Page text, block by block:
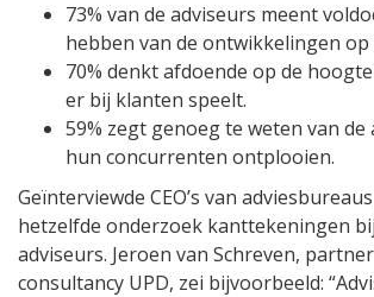
73% van de adviseurs meent
hebben van de ontwikkelingen
70% denkt afdoende op de
er bij klanten speelt.
59% zegt genoeg te weten van de
hun concurrenten ontplooien.
Geïnterviewde CEO’s van
hetzelfde onderzoek kanttekeningen
adviseurs. Jeroen van Schreven,
consultancy UPD, zei bijvoorbeeld: